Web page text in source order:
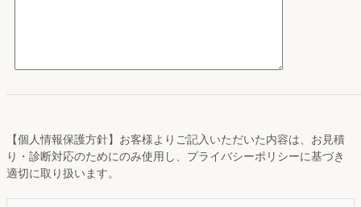
【個人情報保護方針】お客様よりご記入いただいた内容は、お見積
り・診断対応のためにのみ使用し、プライバシーポリシーに基づき
適切に取り扱います。